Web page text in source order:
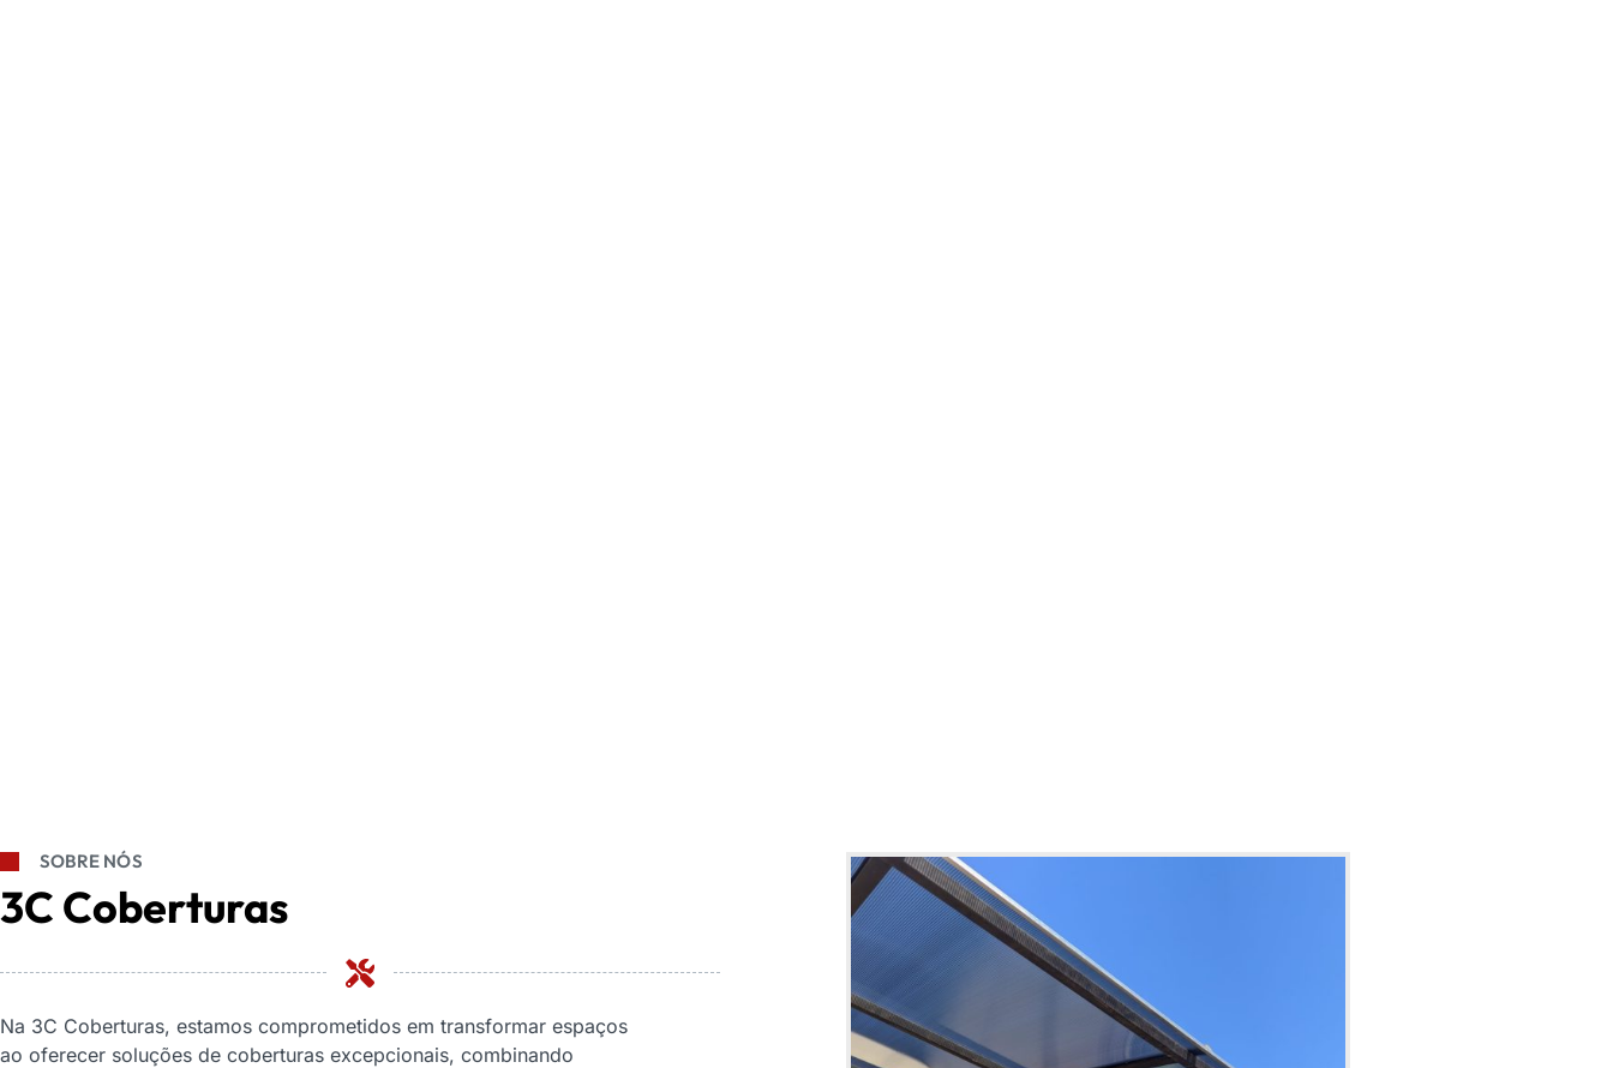
SOBRE NÓS
3C Coberturas
Na 3C Coberturas, estamos comprometidos em transformar espaços
ao oferecer soluções de coberturas excepcionais, combinando